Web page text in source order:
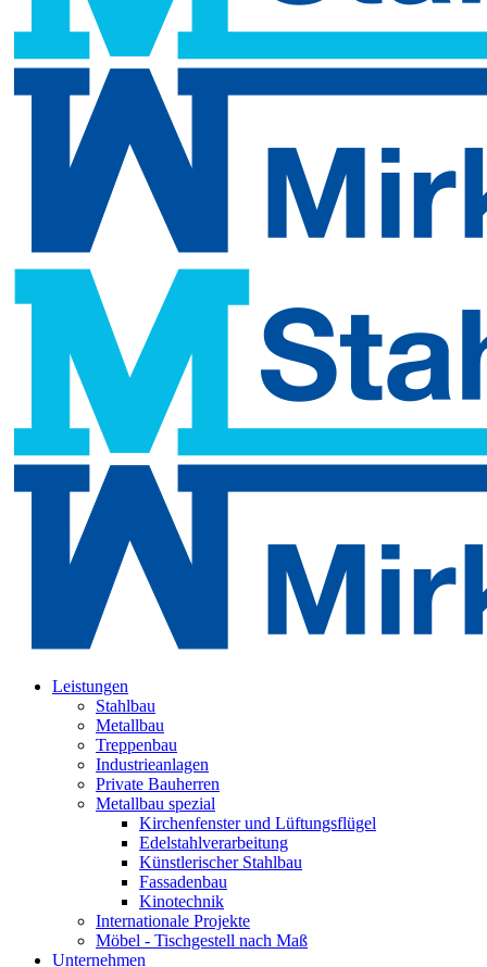
Leistungen
Stahlbau
Metallbau
Treppenbau
Industrieanlagen
Private Bauherren
Metallbau spezial
Kirchenfenster und Lüftungsflügel
Edelstahlverarbeitung
Künstlerischer Stahlbau
Fassadenbau
Kinotechnik
Internationale Projekte
Möbel - Tischgestell nach Maß
Unternehmen